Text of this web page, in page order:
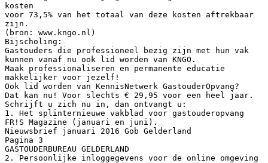
kosten
voor 73,5% van het totaal van deze kosten aftrekbaar
zijn.
(bron: www.kngo.nl)
Bijscholing:
Gastouders die professioneel bezig zijn met hun vak
kunnen vanaf nu ook lid worden van KNGO.
Maak professionaliseren en permanente educatie
makkelijker voor jezelf!
Ook lid worden van KennisNetwerk GastouderOpvang?
Dat kan nu! Voor slechts € 29,95 voor een heel jaar.
Schrijft u zich nu in, dan ontvangt u:
1. Het splinternieuwe vakblad voor gastouderopvang
FR!S Magazine (januari en juni).
Nieuwsbrief januari 2016 Gob Gelderland
Pagina 3
GASTOUDERBUREAU GELDERLAND
2. Persoonlijke inloggegevens voor de online omgeving